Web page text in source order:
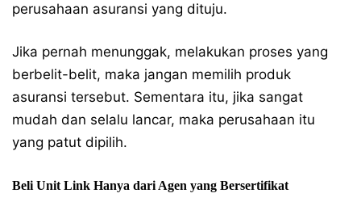
perusahaan asuransi yang dituju.
Jika pernah menunggak, melakukan proses yang
berbelit-belit, maka jangan memilih produk
asuransi tersebut. Sementara itu, jika sangat
mudah dan selalu lancar, maka perusahaan itu
yang patut dipilih.
Beli Unit Link Hanya dari Agen yang Bersertifikat